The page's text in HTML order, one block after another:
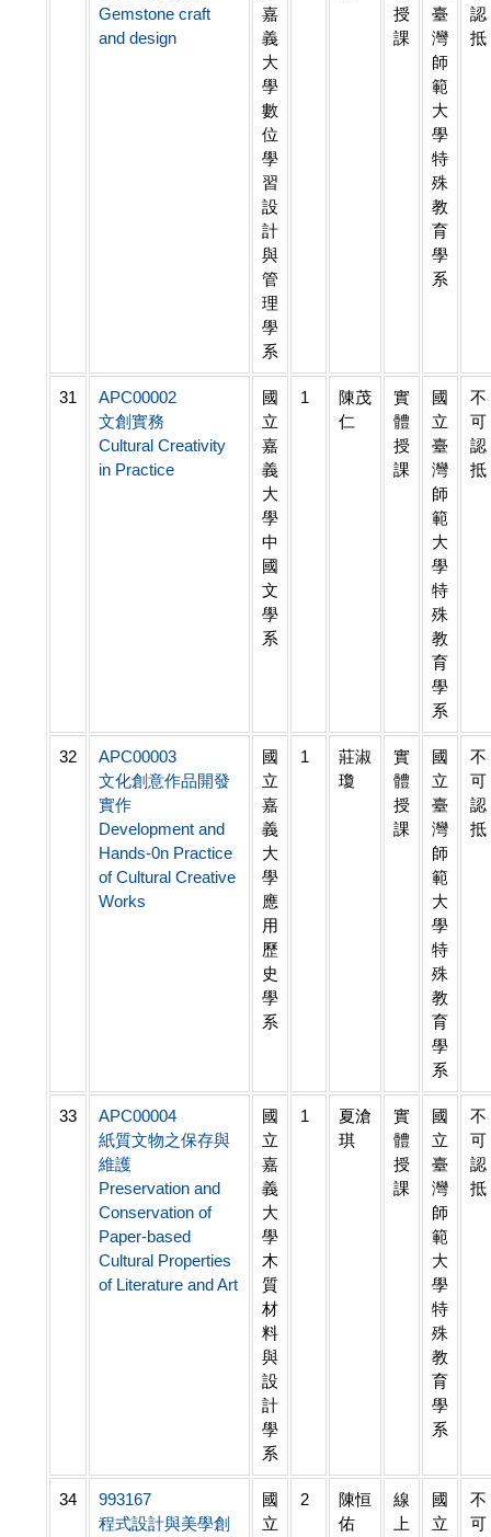
Gemstone craft
and design
嘉
義
大
學
數
位
學
習
設
計
與
管
理
學
系
授
課
臺
灣
師
範
大
學
特
殊
教
育
學
系
認
抵
31
APC00002
文創實務
Cultural Creativity
in Practice
國
立
嘉
義
大
學
中
國
文
學
系
1
陳茂
仁
實
體
授
課
國
立
臺
灣
師
範
大
學
特
殊
教
育
學
系
不
可
認
抵
32
APC00003
文化創意作品開發
實作
Development and
Hands-0n Practice
of Cultural Creative
Works
國
立
嘉
義
大
學
應
用
歷
史
學
系
1
莊淑
瓊
實
體
授
課
國
立
臺
灣
師
範
大
學
特
殊
教
育
學
系
不
可
認
抵
33
APC00004
紙質文物之保存與
維護
Preservation and
Conservation of
Paper-based
Cultural Properties
of Literature and Art
國
立
嘉
義
大
學
木
質
材
料
與
設
計
學
系
1
夏滄
琪
實
體
授
課
國
立
臺
灣
師
範
大
學
特
殊
教
育
學
系
不
可
認
抵
34
993167
程式設計與美學創
國
立
2
陳恒
佑
線
上
國
立
不
可